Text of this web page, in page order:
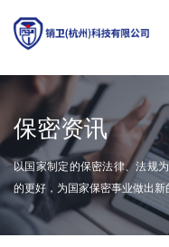
保密资讯
以国家制定的保密法律、法规
的更好，为国家保密事业做出新